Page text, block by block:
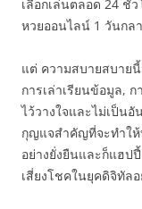
เลือกเล่นตลอด 24 ชั่
หวยออนไลน์ 1 วันกล
แต่ ความสบายสบาย
การเล่าเรียนข้อมูล,
ไว้วางใจและไม่เป็น
กุญแจสำคัญที่จะทำให้
อย่างยั่งยืนและก็แฮ
เสี่ยงโชคในยุคดิจิทัล